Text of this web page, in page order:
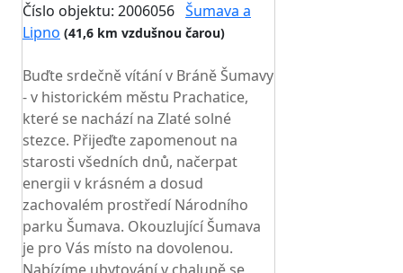
Číslo objektu: 2006056 Šumava a
Lipno (41,6 km vzdušnou čarou)
Buďte srdečně vítání v Bráně Šumavy
- v historickém městu Prachatice,
které se nachází na Zlaté solné
stezce. Přijeďte zapomenout na
starosti všedních dnů, načerpat
energii v krásném a dosud
zachovalém prostředí Národního
parku Šumava. Okouzlující Šumava
je pro Vás místo na dovolenou.